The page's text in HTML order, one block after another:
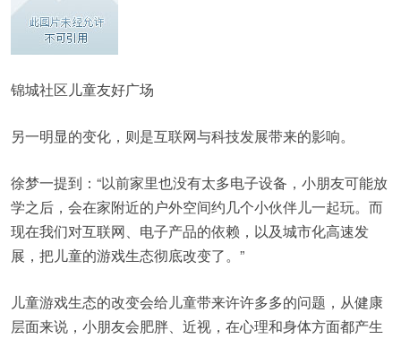
锦城社区儿童友好广场
另一明显的变化，则是互联网与科技发展带来的影响。
徐梦一提到：“以前家里也没有太多电子设备，小朋友可能放
学之后，会在家附近的户外空间约几个小伙伴儿一起玩。而
现在我们对互联网、电子产品的依赖，以及城市化高速发
展，把儿童的游戏生态彻底改变了。”
儿童游戏生态的改变会给儿童带来许许多多的问题，从健康
层面来说，小朋友会肥胖、近视，在心理和身体方面都产生